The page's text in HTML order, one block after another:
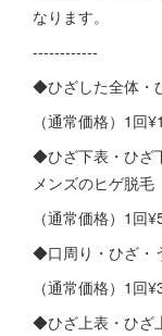
なります。
------------
◆ひざした全体・
（通常価格）1回
◆ひざ下表・ひざ
メンズのヒゲ脱毛
（通常価格）1回
◆口周り・ひざ・
（通常価格）1回
◆ひざ上表・ひざ